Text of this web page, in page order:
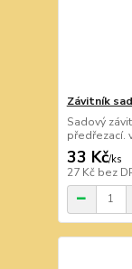
Závitník
Sadový
předřezací.
33 Kč/ks
27 Kč bez